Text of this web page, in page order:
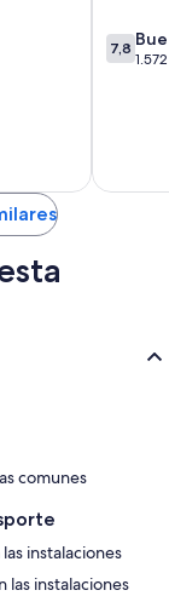
7.8
de
7,8
comunes
instalaciones
las instalaciones